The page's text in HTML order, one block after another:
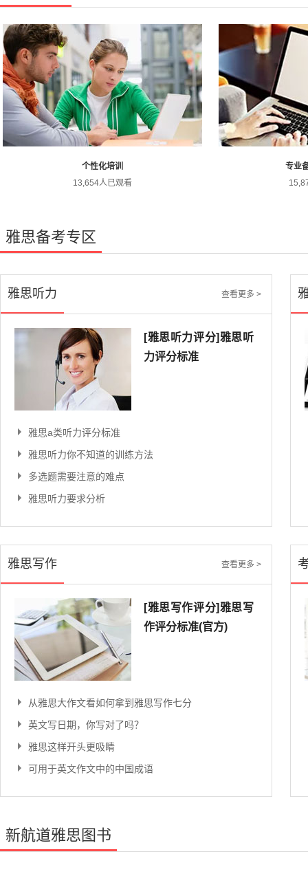
个性化培训
13,654人已观看
专业
雅思评分标准
11,028人已观看
雅思报
9,955人已观看
2017年下半
雅思备考专区
雅思听力 查看更多 >
[雅思听力评分]雅思听
力评分标准
雅思a类听力评分标准
雅思听力你不知道的训练方法
多选题需要注意的难点
雅思听力要求分析
雅思写作 查看更多 >
[雅思写作评分]雅思写
作评分标准(官方)
从雅思大作文看如何拿到雅思写作七分
英文写日期，你写对了吗？
雅思这样开头更吸睛
可用于英文作文中的中国成语
新航道雅思图书